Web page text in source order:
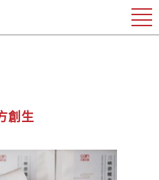
創生